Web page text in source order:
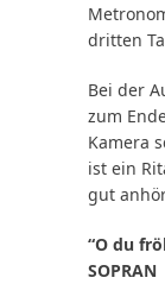
dritten
Bei der
zum
Kamera
ist ein
gut
“O du
SOPRAN